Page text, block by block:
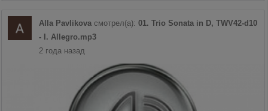
Alla Pavlikova смотрел(а): 01. Trio Sonata in D, TWV42-d10
- I. Allegro.mp3
2 года назад